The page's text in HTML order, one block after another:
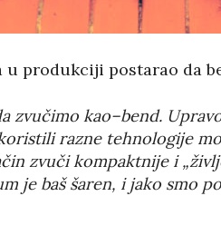
u produkciji postarao da
zvučimo kao–bend.
razne tehnologije
zvuči kompaktnije i
je baš šaren, i jako smo